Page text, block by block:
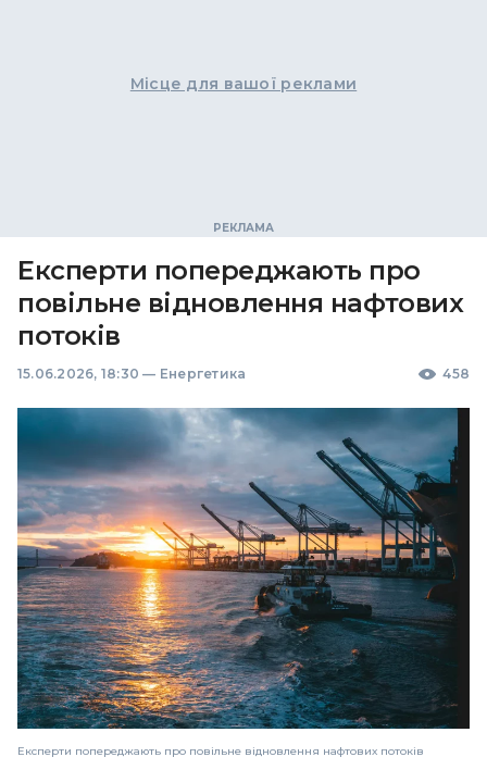
Місце для вашої реклами
Експерти попереджають про
повільне відновлення нафтових
потоків
15.06.2026, 18:30 — Енергетика 458
Експерти попереджають про повільне відновлення нафтових потоків